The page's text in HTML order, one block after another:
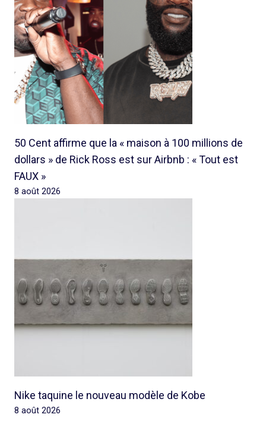
50 Cent affirme que la « maison à 100 millions de
dollars » de Rick Ross est sur Airbnb : « Tout est
FAUX »
8 août 2026
Nike taquine le nouveau modèle de Kobe
8 août 2026